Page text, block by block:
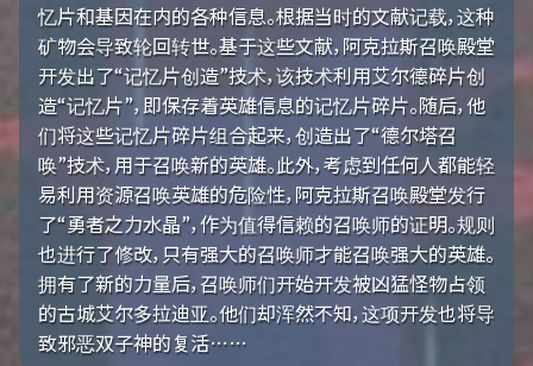
忆片和基因在内的各种信息。根据当时的文献记载，这种
矿物会导致轮回转世。基于这些文献，阿克拉斯召唤殿堂
开发出了“记忆片创造”技术，该技术利用艾尔德碎片创
造“记忆片”，即保存着英雄信息的记忆片碎片。随后，他
们将这些记忆片碎片组合起来，创造出了“德尔塔召
唤”技术，用于召唤新的英雄。此外，考虑到任何人都能轻
易利用资源召唤英雄的危险性，阿克拉斯召唤殿堂发行
了“勇者之力水晶”，作为值得信赖的召唤师的证明。规则
也进行了修改，只有强大的召唤师才能召唤强大的英雄。
拥有了新的力量后，召唤师们开始开发被凶猛怪物占领
的古城艾尔多拉迪亚。他们却浑然不知，这项开发也将导
致邪恶双子神的复活……